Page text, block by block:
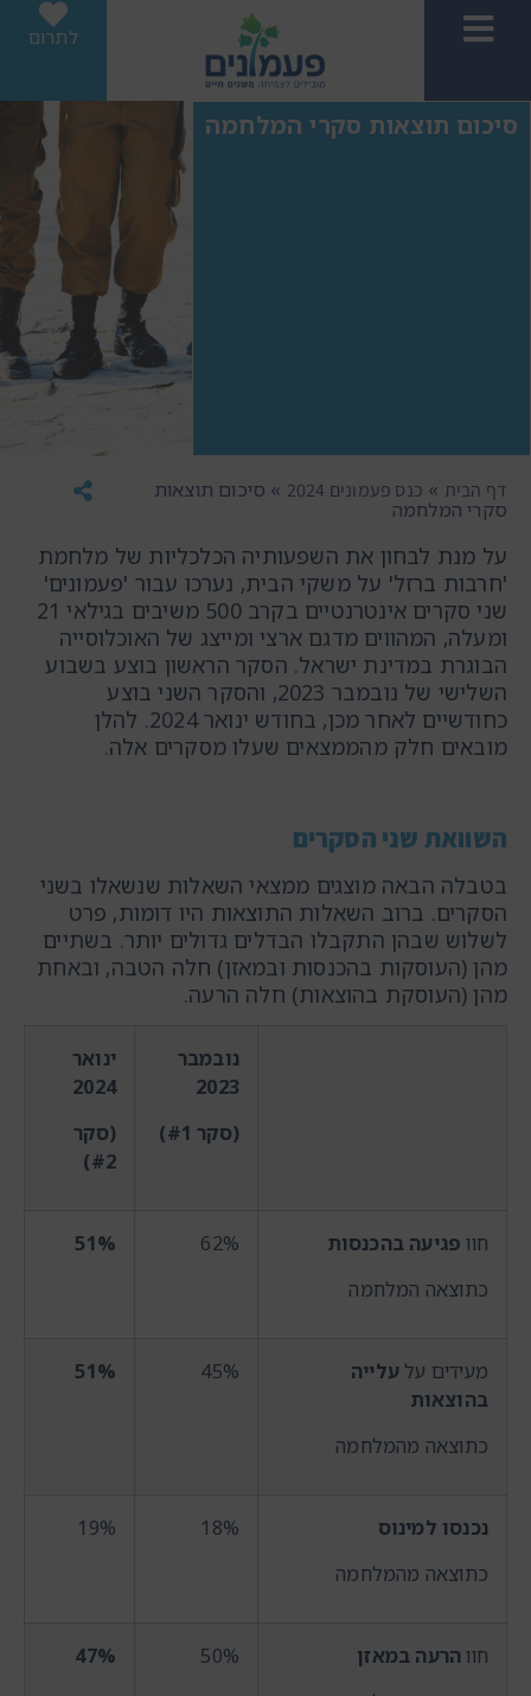
לתרום
סיכום תוצאות סקרי המלחמה
דף הבית » כנס פעמונים 2024 » סיכום תוצאות
סקרי המלחמה
על מנת לבחון את השפעותיה הכלכליות של מלחמת
'חרבות ברזל' על משקי הבית, נערכו עבור 'פעמונים'
שני סקרים אינטרנטיים בקרב 500 משיבים בגילאי 21
ומעלה, המהווים מדגם ארצי ומייצג של האוכלוסייה
הבוגרת במדינת ישראל. הסקר הראשון בוצע בשבוע
השלישי של נובמבר 2023, והסקר השני בוצע
כחודשיים לאחר מכן, בחודש ינואר 2024. להלן
מובאים חלק מהממצאים שעלו מסקרים אלה.
השוואת שני הסקרים
בטבלה הבאה מוצגים ממצאי השאלות שנשאלו בשני
הסקרים. ברוב השאלות התוצאות היו דומות, פרט
לשלוש שבהן התקבלו הבדלים גדולים יותר. בשתיים
מהן (העוסקות בהכנסות ובמאזן) חלה הטבה, ובאחת
מהן (העוסקת בהוצאות) חלה הרעה.
נובמבר
2023
(סקר #1)
ינואר
2024
(סקר
#2)
חוו פגיעה בהכנסות
כתוצאה המלחמה
62%
51%
מעידים על עלייה
בהוצאות
כתוצאה מהמלחמה
45%
51%
נכנסו למינוס
כתוצאה מהמלחמה
18%
19%
חוו הרעה במאזן
50%
47%